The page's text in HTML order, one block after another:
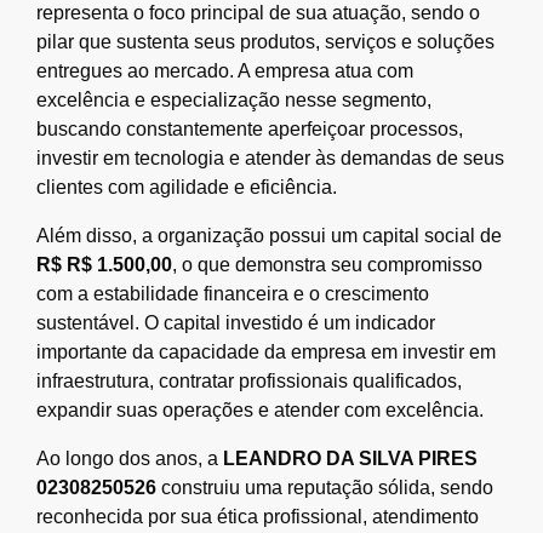
representa o foco principal de sua atuação, sendo o
pilar que sustenta seus produtos, serviços e soluções
entregues ao mercado. A empresa atua com
excelência e especialização nesse segmento,
buscando constantemente aperfeiçoar processos,
investir em tecnologia e atender às demandas de seus
clientes com agilidade e eficiência.
Além disso, a organização possui um capital social de
R$ R$ 1.500,00, o que demonstra seu compromisso
com a estabilidade financeira e o crescimento
sustentável. O capital investido é um indicador
importante da capacidade da empresa em investir em
infraestrutura, contratar profissionais qualificados,
expandir suas operações e atender com excelência.
Ao longo dos anos, a LEANDRO DA SILVA PIRES
02308250526 construiu uma reputação sólida, sendo
reconhecida por sua ética profissional, atendimento